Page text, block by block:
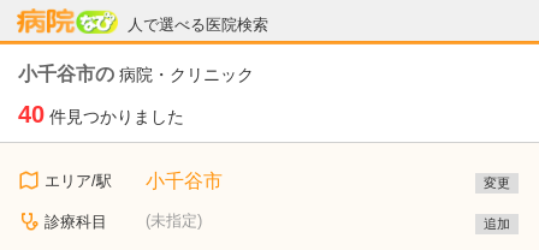
人で選べる医院検索
病院なび
小千谷市の 病院・クリニック
40 件見つかりました
エリア/駅 小千谷市 変更
診療科目 (未指定) 追加